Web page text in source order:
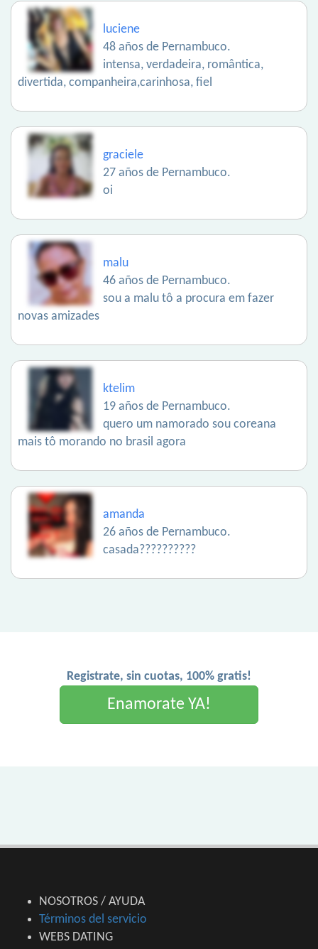
luciene
48 años de Pernambuco.
intensa, verdadeira, romântica,
divertida, companheira,carinhosa, fiel
graciele
27 años de Pernambuco.
oi
malu
46 años de Pernambuco.
sou a malu tô a procura em fazer
novas amizades
ktelim
19 años de Pernambuco.
quero um namorado sou coreana
mais tô morando no brasil agora
amanda
26 años de Pernambuco.
casada??????????
Registrate, sin cuotas, 100% gratis!
Enamorate YA!
NOSOTROS / AYUDA
Términos del servicio
WEBS DATING